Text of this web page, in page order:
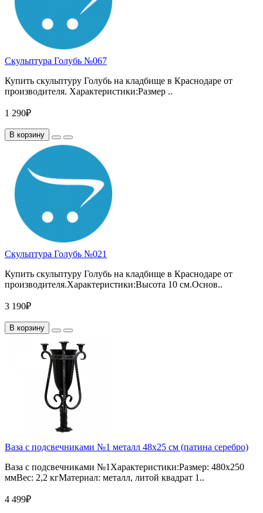
Скульптура Голубь №067
Купить скульптуру Голубь на кладбище в Краснодаре от
производителя. Характеристики:Размер ..
1 290₽
В корзину
Скульптура Голубь №021
Купить скульптуру Голубь на кладбище в Краснодаре от
производителя.Характеристики:Высота 10 см.Основ..
3 190₽
В корзину
Ваза с подсвечниками №1 металл 48х25 см (патина серебро)
Ваза с подсвечниками №1Характеристики:Размер: 480х250
ммВес: 2,2 кгМатериал: металл, литой квадрат 1..
4 499₽